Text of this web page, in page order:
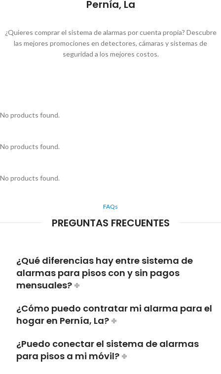
Pernía, La
¿Quieres comprar el sistema de alarmas por cuenta propia? Descubre
las mejores promociones en detectores, cámaras y sistemas de
seguridad a los mejores costos.
No products found.
No products found.
No products found.
FAQs
PREGUNTAS FRECUENTES
¿Qué diferencias hay entre sistema de
alarmas para pisos con y sin pagos
mensuales?
¿Cómo puedo contratar mi alarma para el
hogar en Pernía, La?
¿Puedo conectar el sistema de alarmas
para pisos a mi móvil?